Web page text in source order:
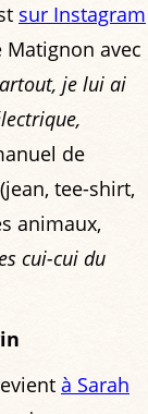
sur Instagram
avec
je lui ai
de
(jean, tee-shirt,
animaux,
cui-cui du
à Sarah